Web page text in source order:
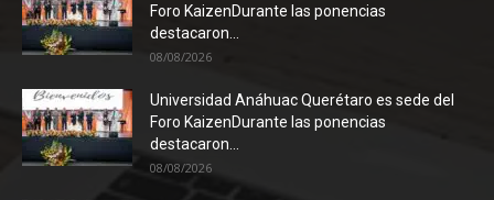
Foro KaizenDurante las ponencias
destacaron...
08/08/2026
Universidad Anáhuac Querétaro es sede del
Foro KaizenDurante las ponencias
destacaron...
08/08/2026